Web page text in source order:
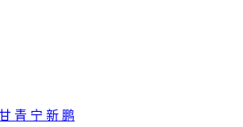
青 宁 新 鹏